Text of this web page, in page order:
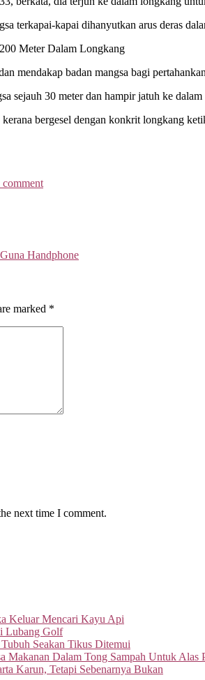
terkapai-kapai dihanyutkan arus deras
mendakap badan mangsa bagi
sejauh 30 meter dan hampir jatuh ke
bergesel dengan konkrit longkang
comment
Handphone
marked *
next time I comment.
Keluar Mencari Kayu Api
Lubang Golf
Seakan Tikus Ditemui
Makanan Dalam Tong Sampah Untuk Alas
Karun, Tetapi Sebenarnya Bukan